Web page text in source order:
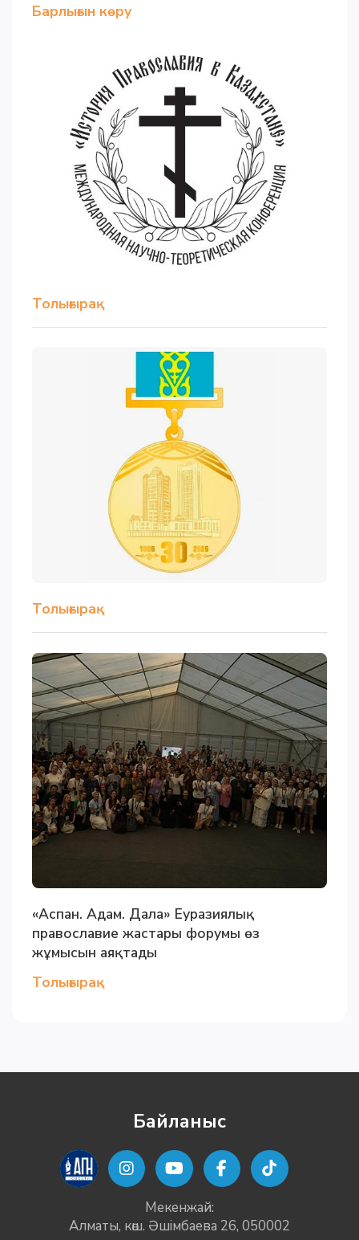
Барлығын көру
Толығырақ
Толығырақ
«Аспан. Адам. Дала» Еуразиялық
православие жастары форумы өз
жұмысын аяқтады
Толығырақ
Байланыс
Мекенжай:
Алматы, көш. Әшімбаева 26, 050002